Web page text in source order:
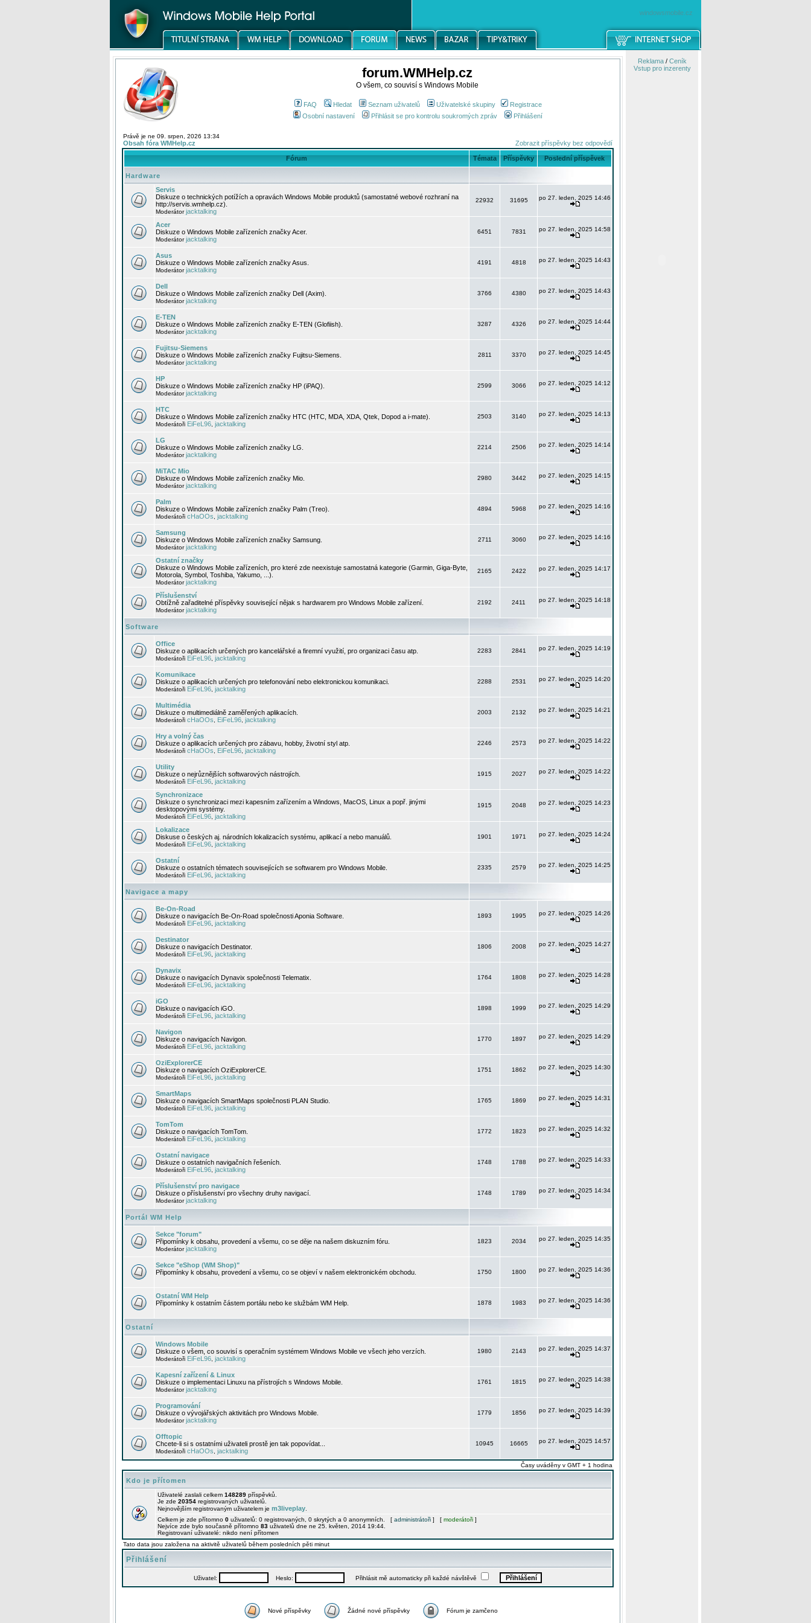
windowsmobile.cz
forum.WMHelp.cz
O všem, co souvisí s Windows Mobile
FAQ Hledat Seznam uživatelů Uživatelské skupiny
Registrace
Osobní nastavení
Přihlásit se pro kontrolu soukromých zpráv Přihlášení
Právě je ne 09. srpen, 2026 13:34
Obsah fóra WMHelp.cz Zobrazit příspěvky bez odpovědí
Fórum Témata Příspěvky Poslední příspěvek
Hardware
Servis
Diskuze o technických potížích a opravách Windows Mobile produktů (samostatné webové rozhraní na
http://servis.wmhelp.cz).
Moderátorjacktalking
22932 31695 po 27. leden, 2025 14:46
Acer
Diskuze o Windows Mobile zařízeních značky Acer.
Moderátorjacktalking
6451 7831 po 27. leden, 2025 14:58
Asus
Diskuze o Windows Mobile zařízeních značky Asus.
Moderátorjacktalking
4191 4818 po 27. leden, 2025 14:43
Dell
Diskuze o Windows Mobile zařízeních značky Dell (Axim).
Moderátorjacktalking
3766 4380 po 27. leden, 2025 14:43
E-TEN
Diskuze o Windows Mobile zařízeních značky E-TEN (Glofiish).
Moderátorjacktalking
3287 4326 po 27. leden, 2025 14:44
Fujitsu-Siemens
Diskuze o Windows Mobile zařízeních značky Fujitsu-Siemens.
Moderátorjacktalking
2811 3370 po 27. leden, 2025 14:45
HP
Diskuze o Windows Mobile zařízeních značky HP (iPAQ).
Moderátorjacktalking
2599 3066 po 27. leden, 2025 14:12
HTC
Diskuze o Windows Mobile zařízeních značky HTC (HTC, MDA, XDA, Qtek, Dopod a i-mate).
Moderátoři EiFeL96 jacktalking
2503 3140 po 27. leden, 2025 14:13
LG
Diskuze o Windows Mobile zařízeních značky LG.
Moderátorjacktalking
2214 2506 po 27. leden, 2025 14:14
MiTAC Mio
Diskuze o Windows Mobile zařízeních značky Mio.
Moderátorjacktalking
2980 3442 po 27. leden, 2025 14:15
Palm
Diskuze o Windows Mobile zařízeních značky Palm (Treo).
Moderátoři cHaOOs jacktalking
4894 5968 po 27. leden, 2025 14:16
Samsung
Diskuze o Windows Mobile zařízeních značky Samsung.
Moderátorjacktalking
2711 3060 po 27. leden, 2025 14:16
Ostatní značky
Diskuze o Windows Mobile zařízeních, pro které zde neexistuje samostatná kategorie (Garmin, Giga-Byte,
Motorola, Symbol, Toshiba, Yakumo, ...).
Moderátorjacktalking
2165 2422 po 27. leden, 2025 14:17
Příslušenství
Obtížně zařaditelné příspěvky související nějak s hardwarem pro Windows Mobile zařízení.
Moderátorjacktalking
2192 2411 po 27. leden, 2025 14:18
Software
Office
Diskuze o aplikacích určených pro kancelářské a firemní využití, pro organizaci času atp.
Moderátoři EiFeL96 jacktalking
2283 2841 po 27. leden, 2025 14:19
Komunikace
Diskuze o aplikacích určených pro telefonování nebo elektronickou komunikaci.
Moderátoři EiFeL96 jacktalking
2288 2531 po 27. leden, 2025 14:20
Multimédia
Diskuze o multimediálně zaměřených aplikacích.
Moderátoři cHaOOs EiFeL96 jacktalking
2003 2132 po 27. leden, 2025 14:21
Hry a volný čas
Diskuze o aplikacích určených pro zábavu, hobby, životní styl atp.
Moderátoři cHaOOs EiFeL96 jacktalking
2246 2573 po 27. leden, 2025 14:22
Utility
Diskuze o nejrůznějších softwarových nástrojích.
Moderátoři EiFeL96 jacktalking
1915 2027 po 27. leden, 2025 14:22
Synchronizace
Diskuze o synchronizaci mezi kapesním zařízením a Windows, MacOS, Linux a popř. jinými
desktopovými systémy.
Moderátoři EiFeL96 jacktalking
1915 2048 po 27. leden, 2025 14:23
Lokalizace
Diskuse o českých aj. národních lokalizacích systému, aplikací a nebo manuálů.
Moderátoři EiFeL96 jacktalking
1901 1971 po 27. leden, 2025 14:24
Ostatní
Diskuze o ostatních tématech souvisejících se softwarem pro Windows Mobile.
Moderátoři EiFeL96 jacktalking
2335 2579 po 27. leden, 2025 14:25
Navigace a mapy
Be-On-Road
Diskuze o navigacích Be-On-Road společnosti Aponia Software.
Moderátoři EiFeL96 jacktalking
1893 1995 po 27. leden, 2025 14:26
Destinator
Diskuze o navigacích Destinator.
Moderátoři EiFeL96 jacktalking
1806 2008 po 27. leden, 2025 14:27
Dynavix
Diskuze o navigacích Dynavix společnosti Telematix.
Moderátoři EiFeL96 jacktalking
1764 1808 po 27. leden, 2025 14:28
iGO
Diskuze o navigacích iGO.
Moderátoři EiFeL96 jacktalking
1898 1999 po 27. leden, 2025 14:29
Navigon
Diskuze o navigacích Navigon.
Moderátoři EiFeL96 jacktalking
1770 1897 po 27. leden, 2025 14:29
OziExplorerCE
Diskuze o navigacích OziExplorerCE.
Moderátoři EiFeL96 jacktalking
1751 1862 po 27. leden, 2025 14:30
SmartMaps
Diskuze o navigacích SmartMaps společnosti PLAN Studio.
Moderátoři EiFeL96 jacktalking
1765 1869 po 27. leden, 2025 14:31
TomTom
Diskuze o navigacích TomTom.
Moderátoři EiFeL96 jacktalking
1772 1823 po 27. leden, 2025 14:32
Ostatní navigace
Diskuze o ostatních navigačních řešeních.
Moderátoři EiFeL96 jacktalking
1748 1788 po 27. leden, 2025 14:33
Příslušenství pro navigace
Diskuze o příslušenství pro všechny druhy navigací.
Moderátorjacktalking
1748 1789 po 27. leden, 2025 14:34
Portál WM Help
Sekce "forum"
Připomínky k obsahu, provedení a všemu, co se děje na našem diskuzním fóru.
Moderátorjacktalking
1823 2034 po 27. leden, 2025 14:35
Sekce "eShop (WM Shop)"
Připomínky k obsahu, provedení a všemu, co se objeví v našem elektronickém obchodu.
1750 1800 po 27. leden, 2025 14:36
Ostatní WM Help
Připomínky k ostatním částem portálu nebo ke službám WM Help.
1878 1983 po 27. leden, 2025 14:36
Ostatní
Windows Mobile
Diskuze o všem, co souvisí s operačním systémem Windows Mobile ve všech jeho verzích.
Moderátoři EiFeL96 jacktalking
1980 2143 po 27. leden, 2025 14:37
Kapesní zařízení & Linux
Diskuze o implementaci Linuxu na přístrojích s Windows Mobile.
Moderátorjacktalking
1761 1815 po 27. leden, 2025 14:38
Programování
Diskuze o vývojářských aktivitách pro Windows Mobile.
Moderátorjacktalking
1779 1856 po 27. leden, 2025 14:39
Offtopic
Chcete-li si s ostatními uživateli prostě jen tak popovídat...
Moderátoři cHaOOs jacktalking
10945 16665 po 27. leden, 2025 14:57
Časy uváděny v GMT + 1 hodina
Kdo je přítomen
Uživatelé zaslali celkem 148289 příspěvků.
Je zde 20354 registrovaných uživatelů.
Nejnovějším registrovaným uživatelem je m3liveplay
Celkem je zde přítomno 0 uživatelů: 0 registrovaných, 0 skrytých a 0 anonymních. [ administrátoři ] [ moderátoři ]
Nejvíce zde bylo současně přítomno 83 uživatelů dne ne 25. květen, 2014 19:44.
Registrovaní uživatelé: nikdo není přítomen
Tato data jsou založena na aktivitě uživatelů během posledních pěti minut
Přihlášení
Uživatel: Heslo: Přihlásit mě automaticky při každé návštěvě
Nové příspěvky Žádné nové příspěvky Fórum je zamčeno
Reklama/ Ceník
Vstup pro inzerenty